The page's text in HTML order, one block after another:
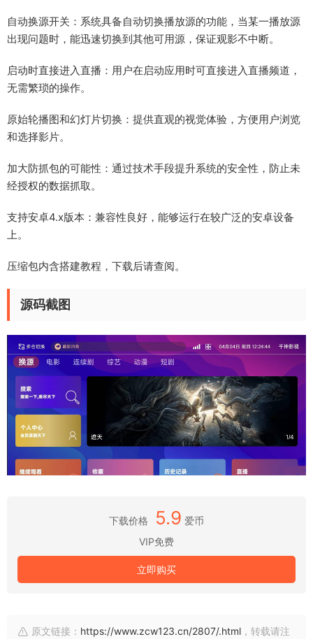
自动换源开关：系统具备自动切换播放源的功能，当某一播放源
出现问题时，能迅速切换到其他可用源，保证观影不中断。
启动时直接进入直播：用户在启动应用时可直接进入直播频道，
无需繁琐的操作。
原始轮播图和幻灯片切换：提供直观的视觉体验，方便用户浏览
和选择影片。
加大防抓包的可能性：通过技术手段提升系统的安全性，防止未
经授权的数据抓取。
支持安卓4.x版本：兼容性良好，能够运行在较广泛的安卓设备
上。
压缩包内含搭建教程，下载后请查阅。
源码截图
下载价格 5.9 爱币
VIP免费
立即购买
原文链接： https://www.zcw123.cn/2807/.html ，转载请注